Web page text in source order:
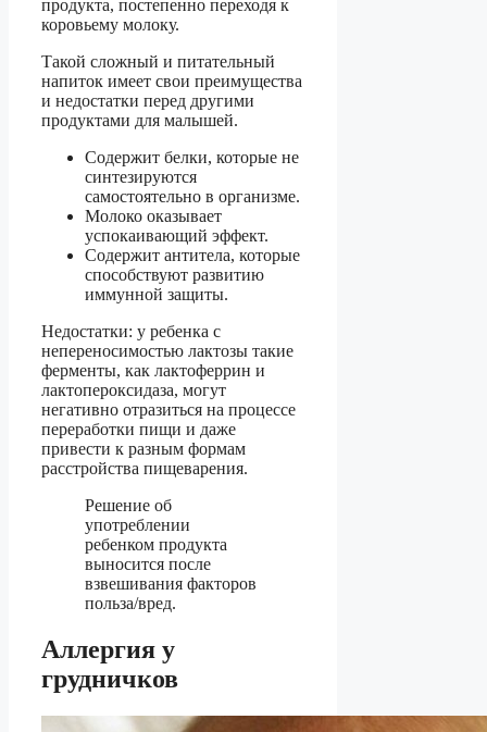
продукта, постепенно переходя к
коровьему молоку.
Такой сложный и питательный
напиток имеет свои преимущества
и недостатки перед другими
продуктами для малышей.
Содержит белки, которые не
синтезируются
самостоятельно в организме.
Молоко оказывает
успокаивающий эффект.
Содержит антитела, которые
способствуют развитию
иммунной защиты.
Недостатки: у ребенка с
непереносимостью лактозы такие
ферменты, как лактоферрин и
лактопероксидаза, могут
негативно отразиться на процессе
переработки пищи и даже
привести к разным формам
расстройства пищеварения.
Решение об
употреблении
ребенком продукта
выносится после
взвешивания факторов
польза/вред.
Аллергия у
грудничков